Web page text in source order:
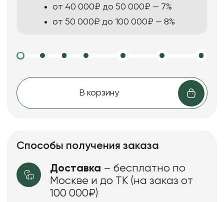
от 40 000₽ до 50 000₽ — 7%
от 50 000₽ до 100 000₽ — 8%
В корзину
Способы получения заказа
Доставка – бесплатно по
Москве и до ТК (на заказ от
100 000₽)